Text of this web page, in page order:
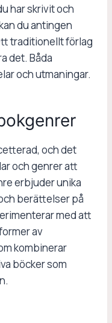
har skrivit och
du antingen
traditionellt förlag
det. Båda
och utmaningar.
och det
och genrer att
erbjuder unika
berättelser på
med att
av
kombinerar
böcker som